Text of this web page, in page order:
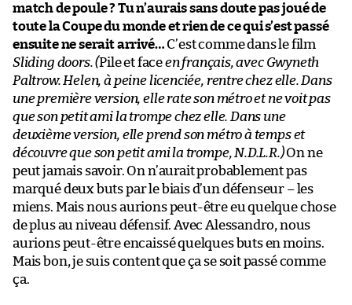
match de poule ? Tu n’aurais sans doute pas joué de
toute la Coupe du monde et rien de ce qui s’est passé
ensuite ne serait arrivé… C’est comme dans le film
Sliding doors. (Pile et faceen français, avec Gwyneth
Paltrow. Helen, à peine licenciée, rentre chez elle. Dans
une première version, elle rate son métro et ne voit pas
que son petit ami la trompe chez elle. Dans une
deuxième version, elle prend son métro à temps et
découvre que son petit ami la trompe, N.D.L.R.)On ne
peut jamais savoir. On n’aurait probablement pas
marqué deux buts par le biais d’un défenseur – les
miens. Mais nous aurions peut-être eu quelque chose
de plus au niveau défensif. Avec Alessandro, nous
aurions peut-être encaissé quelques buts en moins.
Mais bon, je suis content que ça se soit passé comme
ça.